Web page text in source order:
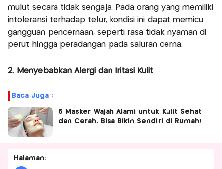
mulut secara tidak sengaja. Pada orang yang memiliki
intoleransi terhadap telur, kondisi ini dapat memicu
gangguan pencernaan, seperti rasa tidak nyaman di
perut hingga peradangan pada saluran cerna.
2. Menyebabkan Alergi dan Iritasi Kulit
Baca Juga :
6 Masker Wajah Alami untuk Kulit Sehat
dan Cerah, Bisa Bikin Sendiri di Rumah!
Halaman: